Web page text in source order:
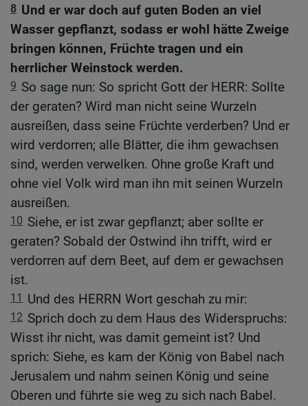
8 Und er war doch auf guten Boden an viel
Wasser gepflanzt, sodass er wohl hätte Zweige
bringen können, Früchte tragen und ein
herrlicher Weinstock werden.
9 So sage nun: So spricht Gott der HERR: Sollte
der geraten? Wird man nicht seine Wurzeln
ausreißen, dass seine Früchte verderben? Und er
wird verdorren; alle Blätter, die ihm gewachsen
sind, werden verwelken. Ohne große Kraft und
ohne viel Volk wird man ihn mit seinen Wurzeln
ausreißen.
10 Siehe, er ist zwar gepflanzt; aber sollte er
geraten? Sobald der Ostwind ihn trifft, wird er
verdorren auf dem Beet, auf dem er gewachsen
ist.
11 Und des HERRN Wort geschah zu mir:
12 Sprich doch zu dem Haus des Widerspruchs:
Wisst ihr nicht, was damit gemeint ist? Und
sprich: Siehe, es kam der König von Babel nach
Jerusalem und nahm seinen König und seine
Oberen und führte sie weg zu sich nach Babel.